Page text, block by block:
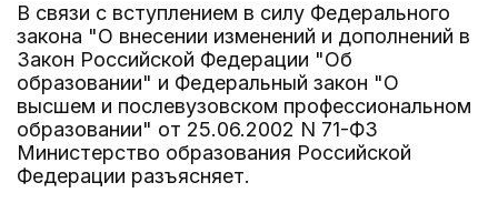
В связи с вступлением в силу Федерального
закона "О внесении изменений и дополнений в
Закон Российской Федерации "Об
образовании" и Федеральный закон "О
высшем и послевузовском профессиональном
образовании" от 25.06.2002 N 71-ФЗ
Министерство образования Российской
Федерации разъясняет.